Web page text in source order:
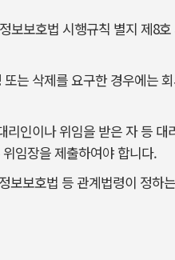
보보호법 시행규칙 별지 제8
는 삭제를 요구한 경우에는
인이나 위임을 받은 자 등
임장을 제출하여야 합니다.
보보호법 등 관계법령이 정하